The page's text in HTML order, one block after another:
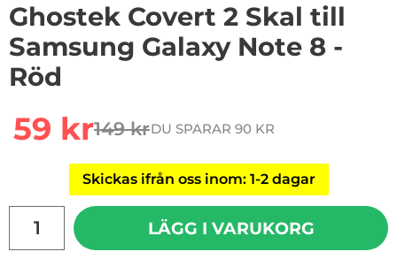
Ghostek Covert 2 Skal till
Samsung Galaxy Note 8 -
Röd
rea pris
59 krtidigare pris
149 krDU SPARAR 90 KR
Skickas ifrån oss inom: 1-2 dagar
LÄGG I VARUKORG